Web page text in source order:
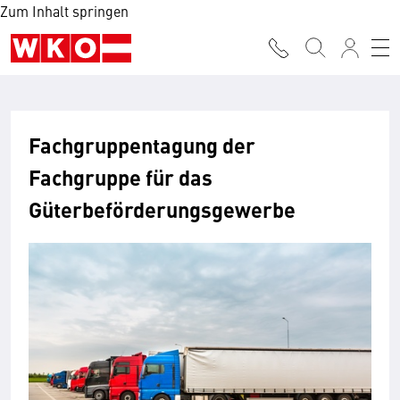
Zum Inhalt springen
Fachgruppentagung der
Fachgruppe für das
Güterbeförderungsgewerbe